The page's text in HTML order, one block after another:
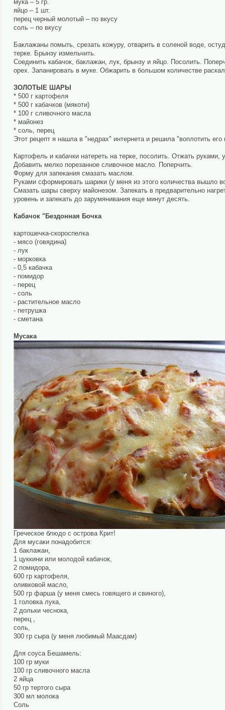
мука – 5 гр.
яйцо – 1 шт.
перец черный молотый – по вкусу
соль – по вкусу
Баклажаны помыть, срезать кожуру, отварить в соленой воде,
терке. Брынзу измельчить.
Соединить кабачок, баклажан, лук, брынзу и яйцо. Посолить.
орех. Запанировать в муке. Обжарить в большом количестве
ЗОЛОТЫЕ ШАРЫ
* 500 г картофеля
* 500 г кабачков (мякоти)
* 100 г сливочного масла
* майонез
* соль, перец
Этот рецепт я нашла в "недрах" интернета и решила "воплотить его
Картофель и кабачки натереть на тeрке, посолить. Отжать руками,
Добавить мелко порезанное сливочное масло. Поперчить.
Форму для запекания смазать маслом.
Руками сформировать шарики (у меня из этого количества вышло
Смазать шары сверху майонезом. Запекать в предварительно
уровень и запекать до зарумянивания ещe минут десять.
Кабачок "Бездонная Бочка
картошечка-скороспелка
- мясо (говядина)
- лук
- морковка
- 0,5 кабачка
- помидор
- перец
- соль
- растительное масло
- петрушка
- сметана
Мусака
Греческое блюдо с острова Крит!
Для мусаки понадобится:
1 баклажан,
1 цуккини или молодой кабачок,
2 помидора,
600 гр картофеля,
оливковой масло,
500 гр фарша (у меня смесь говящего и свиного),
1 головка лука,
2 дольки чеснока,
перец ,
соль,
300 гр сыра (у меня любимый Маасдам)
Для соуса Бешамель:
100 гр муки
100 гр сливочного масла
2 яйца
50 гр тертого сыра
300 мл молока
Соль